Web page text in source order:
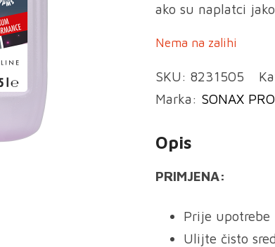
ako su naplatci
Nema na zalihi
SKU:8231505
Marka: SONAX
Opis
PRIMJENA:
Prije upotrebe
Ulijte čisto